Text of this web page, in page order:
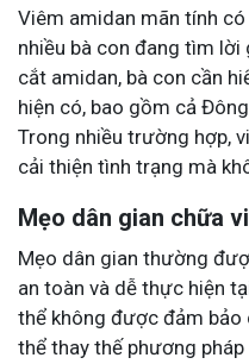
Viêm amidan mãn tính
nhiều bà con đang tìm
cắt amidan, bà con cần
hiện có, bao gồm cả
Trong nhiều trường hợp,
cải thiện tình trạng mà
Mẹo dân gian chữa
Mẹo dân gian thường
an toàn và dễ thực hiện
thể không được đảm
thể thay thế phương